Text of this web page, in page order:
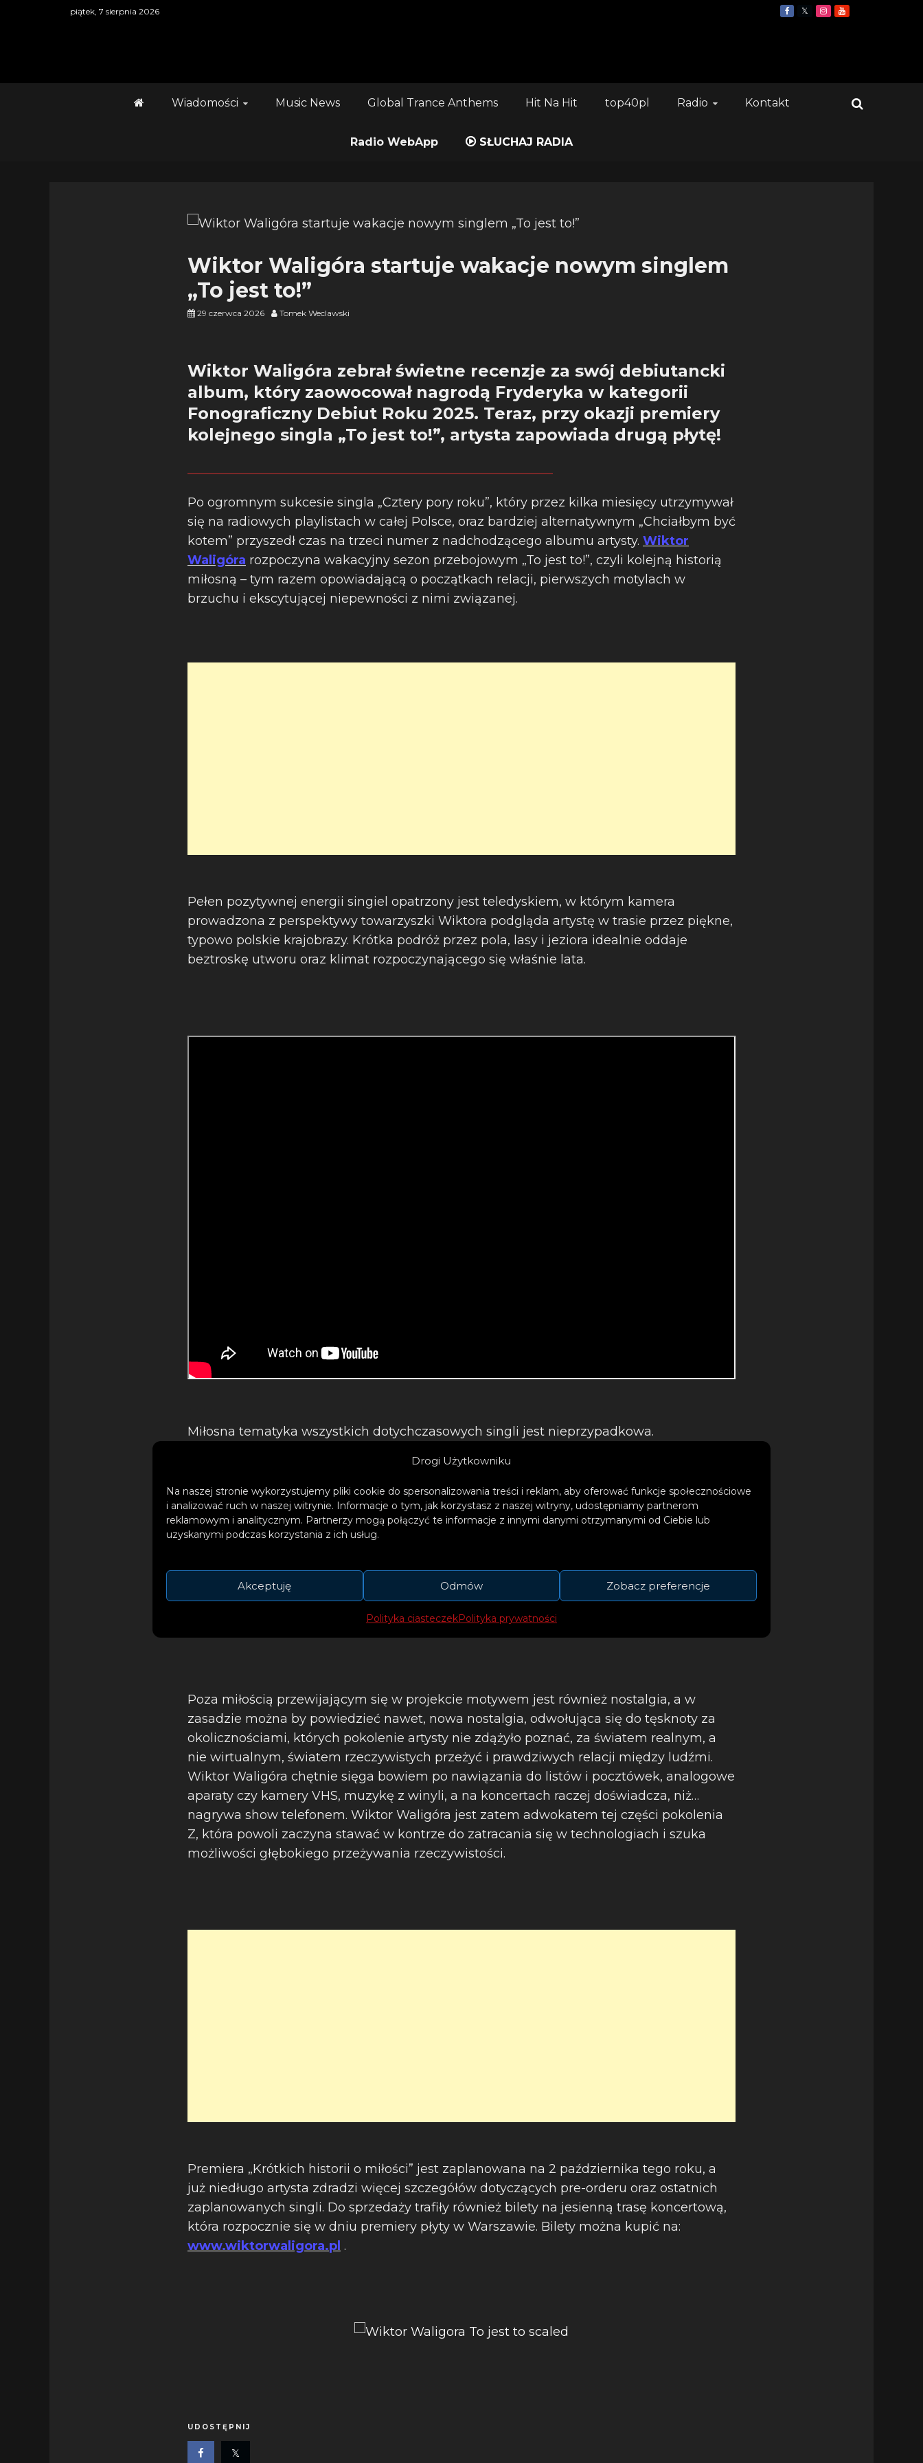
Drogi Użytkowniku
Na naszej stronie wykorzystujemy pliki cookie do spersonalizowania treści i reklam, aby oferować funkcje społecznościowe
i analizować ruch w naszej witrynie. Informacje o tym, jak korzystasz z naszej witryny, udostępniamy partnerom
reklamowym i analitycznym. Partnerzy mogą połączyć te informacje z innymi danymi otrzymanymi od Ciebie lub
uzyskanymi podczas korzystania z ich usług.
Akceptuję Odmów Zobacz preferencje
Polityka ciasteczekPolityka prywatności
piątek, 7 sierpnia 2026
Wiadomości Music News Global Trance Anthems Hit Na Hit top40pl Radio Kontakt
Radio WebApp SŁUCHAJ RADIA
Wiktor Waligóra startuje wakacje nowym singlem
„To jest to!”
29 czerwca 2026 Tomek Weclawski
Wiktor Waligóra zebrał świetne recenzje za swój debiutancki
album, który zaowocował nagrodą Fryderyka w kategorii
Fonograficzny Debiut Roku 2025. Teraz, przy okazji premiery
kolejnego singla „To jest to!”, artysta zapowiada drugą płytę!
Po ogromnym sukcesie singla „Cztery pory roku”, który przez kilka miesięcy utrzymywał
się na radiowych playlistach w całej Polsce, oraz bardziej alternatywnym „Chciałbym być
kotem” przyszedł czas na trzeci numer z nadchodzącego albumu artysty. Wiktor
Waligóra rozpoczyna wakacyjny sezon przebojowym „To jest to!”, czyli kolejną historią
miłosną – tym razem opowiadającą o początkach relacji, pierwszych motylach w
brzuchu i ekscytującej niepewności z nimi związanej.
Pełen pozytywnej energii singiel opatrzony jest teledyskiem, w którym kamera
prowadzona z perspektywy towarzyszki Wiktora podgląda artystę w trasie przez piękne,
typowo polskie krajobrazy. Krótka podróż przez pola, lasy i jeziora idealnie oddaje
beztroskę utworu oraz klimat rozpoczynającego się właśnie lata.
Miłosna tematyka wszystkich dotychczasowych singli jest nieprzypadkowa.
wcieli się tym razem w rolę narratora i myśliciela, który w piosenkach spisuje obserwacje
okołozwiązkowych sytuacji, emocji i doświadczeń. Zupełnie jak zbiór historii spisanych
w miłosnych listach różnych ludzi – jednocześnie dojmująco osobistych, a przy tym
uniwersalnych.
Poza miłością przewijającym się w projekcie motywem jest również nostalgia, a w
zasadzie można by powiedzieć nawet, nowa nostalgia, odwołująca się do tęsknoty za
okolicznościami, których pokolenie artysty nie zdążyło poznać, za światem realnym, a
nie wirtualnym, światem rzeczywistych przeżyć i prawdziwych relacji między ludźmi.
Wiktor Waligóra chętnie sięga bowiem po nawiązania do listów i pocztówek, analogowe
aparaty czy kamery VHS, muzykę z winyli, a na koncertach raczej doświadcza, niż…
nagrywa show telefonem. Wiktor Waligóra jest zatem adwokatem tej części pokolenia
Z, która powoli zaczyna stawać w kontrze do zatracania się w technologiach i szuka
możliwości głębokiego przeżywania rzeczywistości.
Premiera „Krótkich historii o miłości” jest zaplanowana na 2 października tego roku, a
już niedługo artysta zdradzi więcej szczegółów dotyczących pre-orderu oraz ostatnich
zaplanowanych singli. Do sprzedaży trafiły również bilety na jesienną trasę koncertową,
która rozpocznie się w dniu premiery płyty w Warszawie. Bilety można kupić na:
www.wiktorwaligora.pl .
UDOSTĘPNIJ